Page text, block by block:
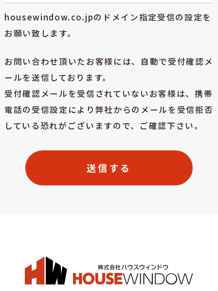
housewindow.co.jpのドメイン指定受信の設定を
お願い致します。
お問い合わせ頂いたお客様には、自動で受付確認メ
ールを送信しております。
受付確認メールを受信されていないお客様は、携帯
電話の受信設定により弊社からのメールを受信拒否
している恐れがございますので、ご確認下さい。